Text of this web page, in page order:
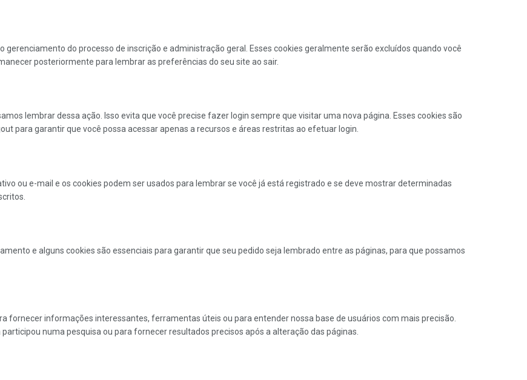
gerenciamento do processo de inscrição e administração geral. Esses cookies geralmente serão excluídos quando você
posteriormente para lembrar as preferências do seu site ao sair.
lembrar dessa ação. Isso evita que você precise fazer login sempre que visitar uma nova página. Esses cookies são
para garantir que você possa acessar apenas a recursos e áreas restritas ao efetuar login.
ou e-mail e os cookies podem ser usados ​​para lembrar se você já está registrado e se deve mostrar determinadas
e alguns cookies são essenciais para garantir que seu pedido seja lembrado entre as páginas, para que possamos
fornecer informações interessantes, ferramentas úteis ou para entender nossa base de usuários com mais precisão.
numa pesquisa ou para fornecer resultados precisos após a alteração das páginas.